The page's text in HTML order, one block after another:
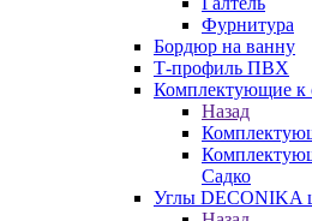
Фурнитура
Бордюр на ванну
Т-профиль ПВХ
Комплектующие к
Назад
Садко
Углы DECONIKA